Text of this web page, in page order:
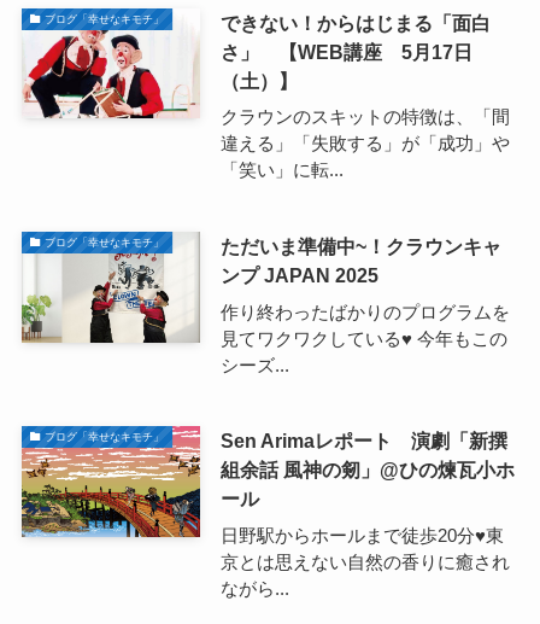
ブログ「幸せなキモチ」
できない！からはじまる「面白
さ」 【WEB講座 5月17日
（土）】
クラウンのスキットの特徴は、「間
違える」「失敗する」が「成功」や
「笑い」に転...
ブログ「幸せなキモチ」
ただいま準備中~！クラウンキャ
ンプ JAPAN 2025
作り終わったばかりのプログラムを
見てワクワクしている♥ 今年もこの
シーズ...
ブログ「幸せなキモチ」
Sen Arimaレポート 演劇「新撰
組余話 風神の剱」@ひの煉瓦小ホ
ール
日野駅からホールまで徒歩20分♥東
京とは思えない自然の香りに癒され
ながら...